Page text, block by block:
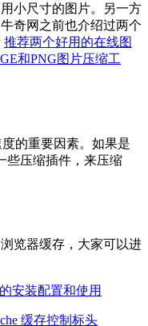
小尺寸的图片。另一方
奇网之前也介绍过两个
推荐两个好用的在线图
和PNG图片压缩工
的重要因素。如果是
些压缩插件，来压缩
览器缓存，大家可以进
的安装配置和使用
缓存控制标头